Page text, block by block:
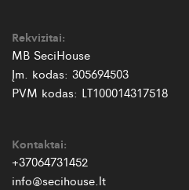
Rekvizitai:
MB SeciHouse
Įm. kodas: 305694503
PVM kodas: LT100014317518
Kontaktai:
+37064731452
info@secihouse.lt